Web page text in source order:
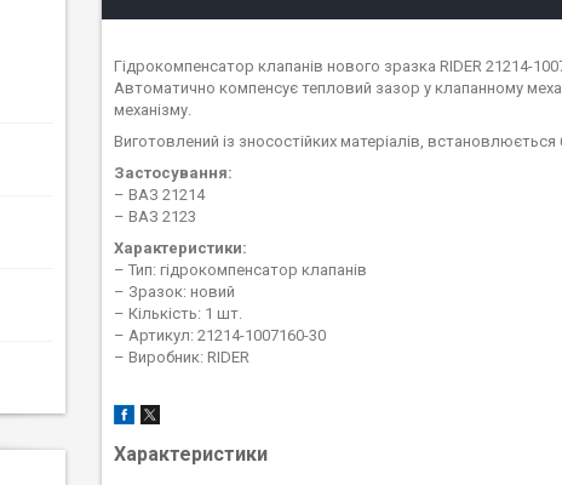
Гідрокомпенсатор клапанів нового зразка RIDER 21214-
Автоматично компенсує тепловий зазор у клапанному
механізму.
Виготовлений із зносостійких матеріалів,
Застосування:
– ВАЗ 21214
– ВАЗ 2123
Характеристики:
– Тип: гідрокомпенсатор клапанів
– Зразок: новий
– Кількість: 1 шт.
– Артикул: 21214-1007160-30
– Виробник: RIDER
Характеристики